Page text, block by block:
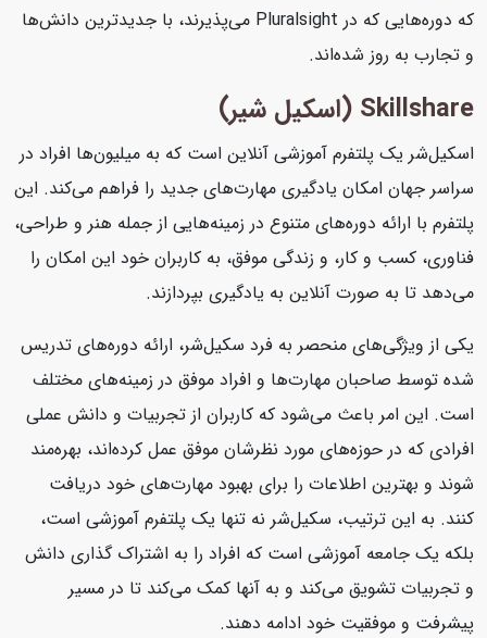
که دوره‌هایی که در Pluralsight می‌پذیرند، با جدیدترین دانش‌ها
و تجارب به روز شده‌اند.
Skillshare (اسکیل شیر)
اسکیل‌شر یک پلتفرم آموزشی آنلاین است که به میلیون‌ها افراد در
سراسر جهان امکان یادگیری مهارت‌های جدید را فراهم می‌کند. این
پلتفرم با ارائه دوره‌های متنوع در زمینه‌هایی از جمله هنر و طراحی،
فناوری، کسب و کار، و زندگی موفق، به کاربران خود این امکان را
می‌دهد تا به صورت آنلاین به یادگیری بپردازند.
یکی از ویژگی‌های منحصر به فرد سکیل‌شر، ارائه دوره‌های تدریس
شده توسط صاحبان مهارت‌ها و افراد موفق در زمینه‌های مختلف
است. این امر باعث می‌شود که کاربران از تجربیات و دانش عملی
افرادی که در حوزه‌های مورد نظرشان موفق عمل کرده‌اند، بهره‌مند
شوند و بهترین اطلاعات را برای بهبود مهارت‌های خود دریافت
کنند. به این ترتیب، سکیل‌شر نه تنها یک پلتفرم آموزشی است،
بلکه یک جامعه آموزشی است که افراد را به اشتراک گذاری دانش
و تجربیات تشویق می‌کند و به آنها کمک می‌کند تا در مسیر
پیشرفت و موفقیت خود ادامه دهند.